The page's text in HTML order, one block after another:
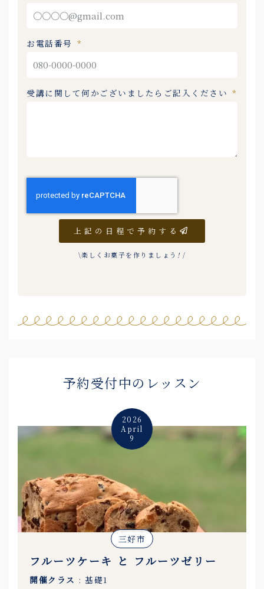
お電話番号
受講に関して何かございましたらご記入ください
上記の日程で予約する
\楽しくお菓子を作りましょう !/
予約受付中のレッスン
2026
April
9
三好市
フルーツケーキ と フルーツゼリー
開催クラス : 基礎1